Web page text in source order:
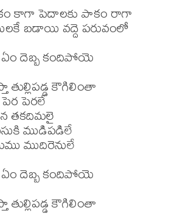
పెదాలకు పాకం రాగా
బడాయి వద్దె పరువంలో
ఏం దెబ్బ కందిపోయె
తుల్లిపడ్డ కౌగిలింతా
పెరలే
తకదిమలై
ముడిపడిలే
ముదిరెనులే
ఏం దెబ్బ కందిపోయె
తుల్లిపడ్డ కౌగిలింతా